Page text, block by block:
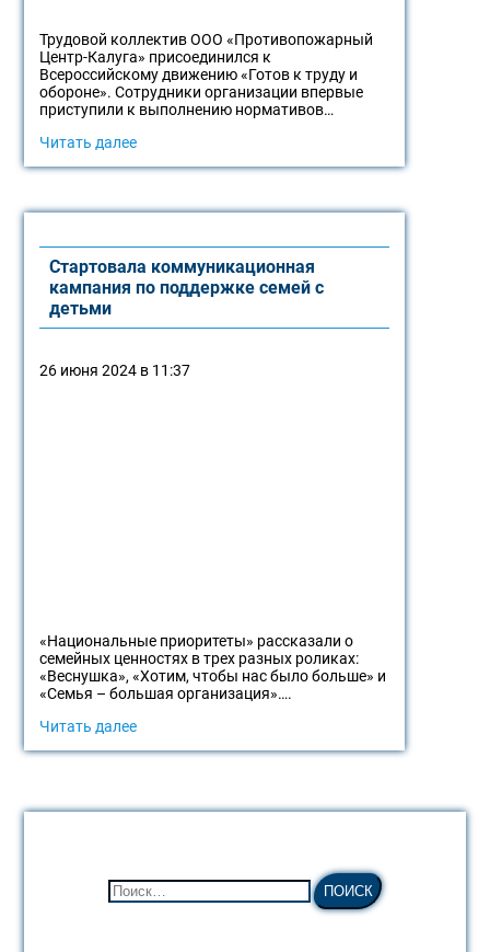
Трудовой коллектив ООО «Противопожарный
Центр-Калуга» присоединился к
Всероссийскому движению «Готов к труду и
обороне». Сотрудники организации впервые
приступили к выполнению нормативов…
Читать далее
Стартовала коммуникационная
кампания по поддержке семей с
детьми
26 июня 2024 в 11:37
«Национальные приоритеты» рассказали о
семейных ценностях в трех разных роликах:
«Веснушка», «Хотим, чтобы нас было больше» и
«Семья – большая организация»….
Читать далее